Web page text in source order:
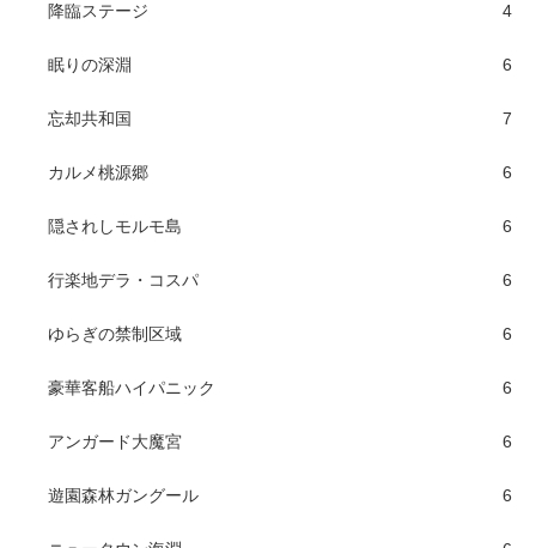
降臨ステージ 4
眠りの深淵 6
忘却共和国 7
カルメ桃源郷 6
隠されしモルモ島 6
行楽地デラ・コスパ 6
ゆらぎの禁制区域 6
豪華客船ハイパニック 6
アンガード大魔宮 6
遊園森林ガングール 6